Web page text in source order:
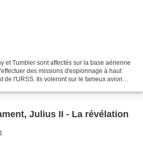
et Tumbler sont affectés sur la base aérienne
des missions d'espionnage à haut
de l'URSS. Ils voleront sur le fameux avion
Julius II - La révélation